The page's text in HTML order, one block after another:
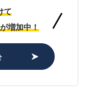
て
増加中！